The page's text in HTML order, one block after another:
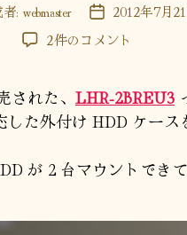
: webmaster
投
稿
日
2012年7月
LHR-
セ
ッ
ッ
2件のコメント
された、 LHR-2BREU3
した外付け HDD ケース
が 2 台マウントできて